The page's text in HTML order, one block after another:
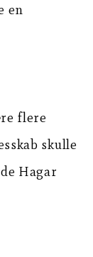
en
flere
skulle
Hagar